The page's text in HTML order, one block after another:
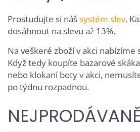
Prostudujte si nášsystém slev.
dosáhnout na slevu až 13%.
Na veškeré zboží v akci
Když tedy koupíte bazarové
nebo klokaní boty v akci,
po týdnu rozpadnou.